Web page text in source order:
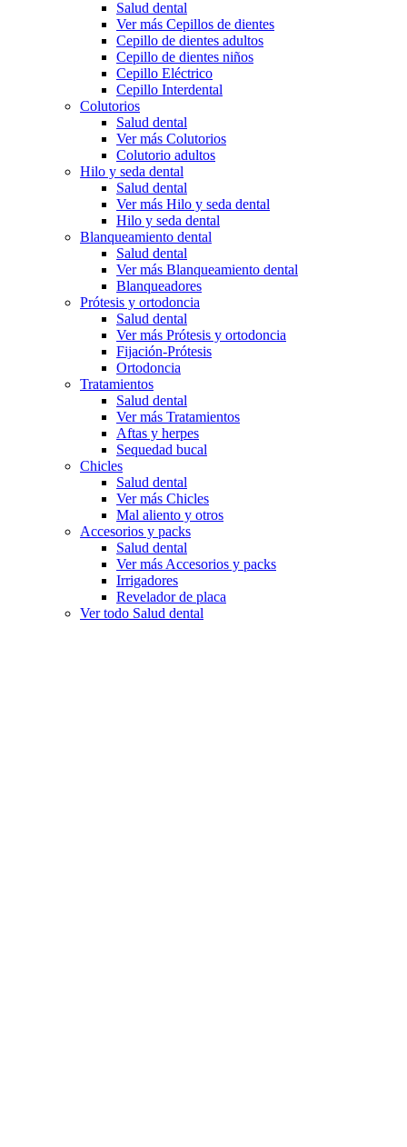
Salud dental
Ver más Cepillos de dientes
Cepillo de dientes adultos
Cepillo de dientes niños
Cepillo Eléctrico
Cepillo Interdental
Colutorios
Salud dental
Ver más Colutorios
Colutorio adultos
Hilo y seda dental
Salud dental
Ver más Hilo y seda dental
Hilo y seda dental
Blanqueamiento dental
Salud dental
Ver más Blanqueamiento dental
Blanqueadores
Prótesis y ortodoncia
Salud dental
Ver más Prótesis y ortodoncia
Fijación-Prótesis
Ortodoncia
Tratamientos
Salud dental
Ver más Tratamientos
Aftas y herpes
Sequedad bucal
Chicles
Salud dental
Ver más Chicles
Mal aliento y otros
Accesorios y packs
Salud dental
Ver más Accesorios y packs
Irrigadores
Revelador de placa
Ver todo Salud dental